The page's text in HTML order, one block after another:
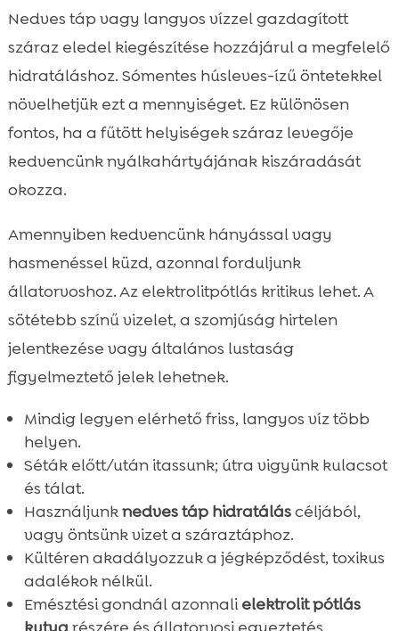
Nedves táp vagy langyos vízzel gazdagított
száraz eledel kiegészítése hozzájárul a megfelelő
hidratáláshoz. Sómentes húsleves-ízű öntetekkel
növelhetjük ezt a mennyiséget. Ez különösen
fontos, ha a fűtött helyiségek száraz levegője
kedvencünk nyálkahártyájának kiszáradását
okozza.
Amennyiben kedvencünk hányással vagy
hasmenéssel küzd, azonnal forduljunk
állatorvoshoz. Az elektrolitpótlás kritikus lehet. A
sötétebb színű vizelet, a szomjúság hirtelen
jelentkezése vagy általános lustaság
figyelmeztető jelek lehetnek.
Mindig legyen elérhető friss, langyos víz több
helyen.
Séták előtt/után itassunk; útra vigyünk kulacsot
és tálat.
Használjunknedves táp hidratáláscéljából,
vagy öntsünk vizet a száraztáphoz.
Kültéren akadályozzuk a jégképződést, toxikus
adalékok nélkül.
Emésztési gondnál azonnalielektrolit pótlás